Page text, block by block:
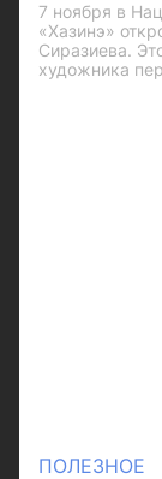
7 ноября в
«Хазинэ»
Сиразиева.
художника
ПОЛЕЗНОЕ